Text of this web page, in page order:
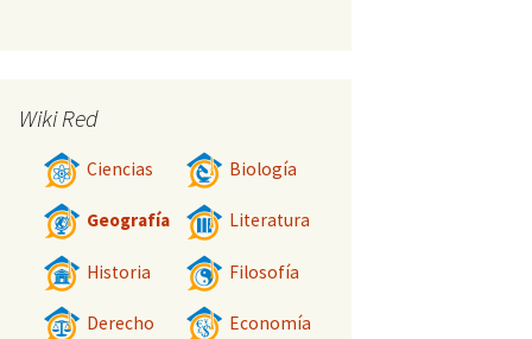
Wiki Red
Ciencias Biología
Geografía Literatura
Historia Filosofía
Derecho Economía